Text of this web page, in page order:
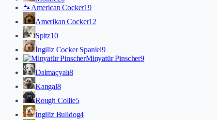
🐾American Cocker19
Amerikan Cocker12
Spitz10
İngiliz Cocker Spaniel9
Minyatür Pinscher9
Dalmaçyalı8
Kangal8
Rough Collie5
İngiliz Bulldog4